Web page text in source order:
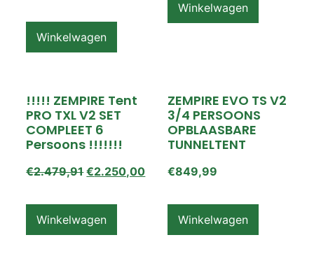
Winkelwagen
Winkelwagen
!!!!! ZEMPIRE Tent
PRO TXL V2 SET
COMPLEET 6
Persoons !!!!!!!
€2.479,91 €2.250,00
Winkelwagen
ZEMPIRE EVO TS V2
3/4 PERSOONS
OPBLAASBARE
TUNNELTENT
€849,99
Winkelwagen